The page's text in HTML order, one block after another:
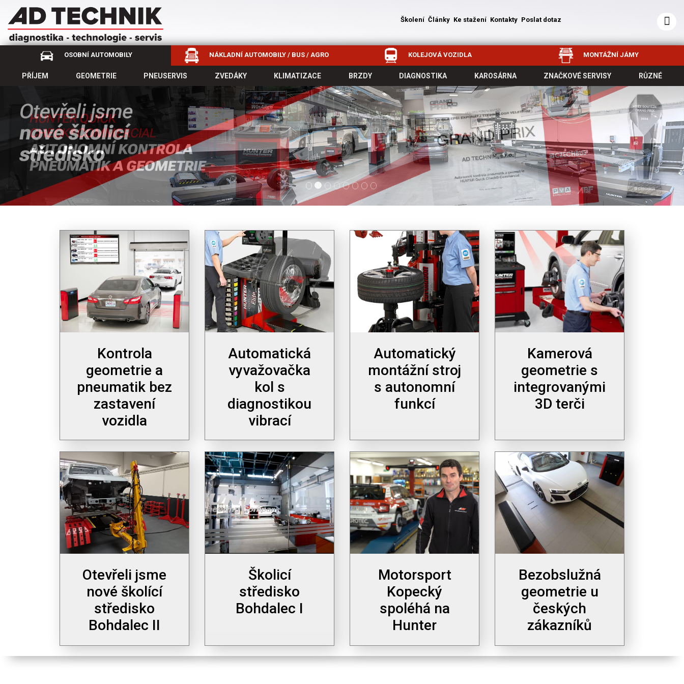
Školení Články Ke stažení Kontakty Poslat dotaz
OSOBNÍ AUTOMOBILY NÁKLADNÍ AUTOMOBILY / BUS / AGRO KOLEJOVÁ VOZIDLA MONTÁŽNÍ JÁMY
PŘÍJEM GEOMETRIE PNEUSERVIS ZVEDÁKY KLIMATIZACE BRZDY DIAGNOSTIKA KAROSÁRNA ZNAČKOVÉ SERVISY RŮZNÉ
Kontrola
geometrie a
pneumatik bez
zastavení
vozidla
Automatická
vyvažovačka
kol s
diagnostikou
vibrací
Automatický
montážní stroj
s autonomní
funkcí
Kamerová
geometrie s
integrovanými
3D terči
Otevřeli jsme
nové školící
středisko
Bohdalec II
Školicí
středisko
Bohdalec I
Motorsport
Kopecký
spoléhá na
Hunter
Bezobslužná
geometrie u
českých
zákazníků